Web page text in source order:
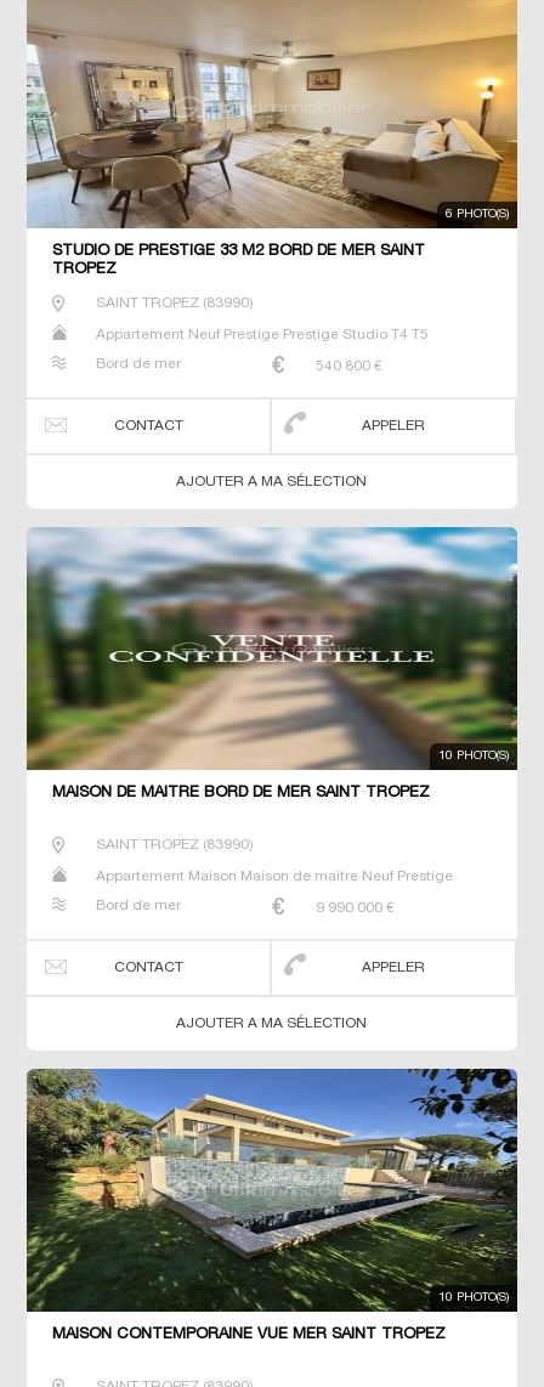
6 PHOTO(S)
STUDIO DE PRESTIGE 33 M2 BORD DE MER SAINT
TROPEZ
SAINT TROPEZ(83990)
Appartement Neuf Prestige Prestige Studio T4 T5
Bord de mer 540 800 €
CONTACT APPELER
AJOUTER A MA SÉLECTION
10 PHOTO(S)
MAISON DE MAÎTRE BORD DE MER SAINT TROPEZ
SAINT TROPEZ(83990)
Appartement Maison Maison de maitre Neuf Prestige
Bord de mer
9 990 000 €
CONTACT APPELER
AJOUTER A MA SÉLECTION
10 PHOTO(S)
MAISON CONTEMPORAINE VUE MER SAINT TROPEZ